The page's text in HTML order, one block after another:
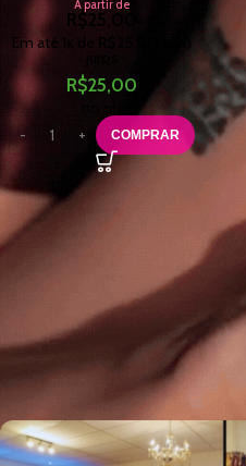
A partir de
R$25,00
Em até 1 x de R$
juros
R$25,00
COMPRAR